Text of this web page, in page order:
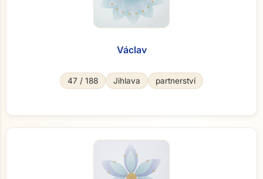
Václav
47 / 188 Jihlava partnerství